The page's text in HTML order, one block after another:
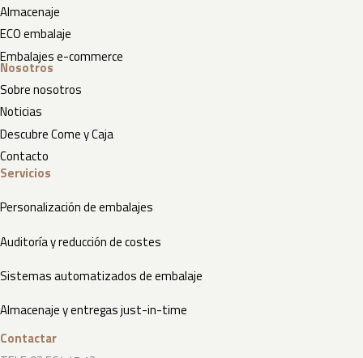
Almacenaje
ECO embalaje
Embalajes e-commerce
Nosotros
Sobre nosotros
Noticias
Descubre Come y Caja
Contacto
Servicios
Personalización de embalajes
Auditoría y reducción de costes
Sistemas automatizados de embalaje
Almacenaje y entregas just-in-time
Contactar